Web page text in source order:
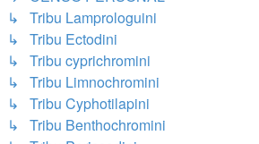
↳ Tribu Lamprologuini
↳ Tribu Ectodini
↳ Tribu cyprichromini
↳ Tribu Limnochromini
↳ Tribu Cyphotilapini
↳ Tribu Benthochromini